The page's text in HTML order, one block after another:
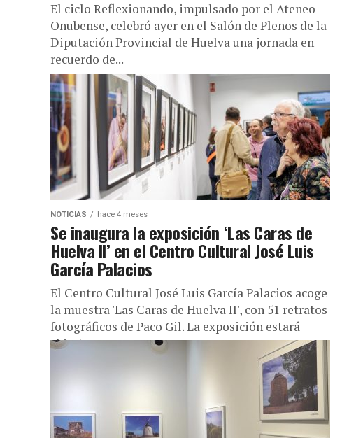
El ciclo Reflexionando, impulsado por el Ateneo
Onubense, celebró ayer en el Salón de Plenos de la
Diputación Provincial de Huelva una jornada en
recuerdo de...
NOTICIAS hace 4 meses
Se inaugura la exposición ‘Las Caras de
Huelva II’ en el Centro Cultural José Luis
García Palacios
El Centro Cultural José Luis García Palacios acoge
la muestra 'Las Caras de Huelva II', con 51 retratos
fotográficos de Paco Gil. La exposición estará
abierta...